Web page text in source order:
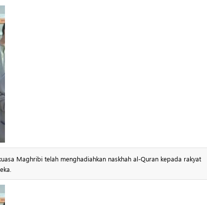
Maghribi telah menghadiahkan naskhah al-Quran kepada rakyat